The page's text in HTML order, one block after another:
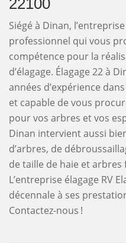
22100
Siégé à Dinan,
professionnel qui vous
compétence pour la
d’élagage. Élagage 22 à
années d’expérience
et capable de vous
pour vos arbres et vos
Dinan intervient aussi
d’arbres, de
de taille de haie et
L’entreprise élagage RV
décennale à ses
Contactez-nous !